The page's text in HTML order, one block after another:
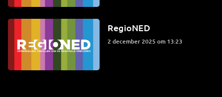
RegioNED
2 december 2025 om 13:23